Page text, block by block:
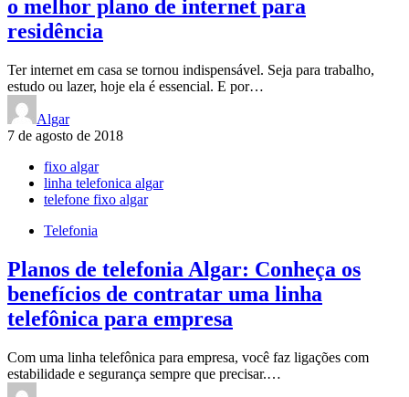
o melhor plano de internet para
residência
Ter internet em casa se tornou indispensável. Seja para trabalho,
estudo ou lazer, hoje ela é essencial. E por…
Algar
7 de agosto de 2018
fixo algar
linha telefonica algar
telefone fixo algar
Telefonia
Planos de telefonia Algar: Conheça os
benefícios de contratar uma linha
telefônica para empresa
Com uma linha telefônica para empresa, você faz ligações com
estabilidade e segurança sempre que precisar.…